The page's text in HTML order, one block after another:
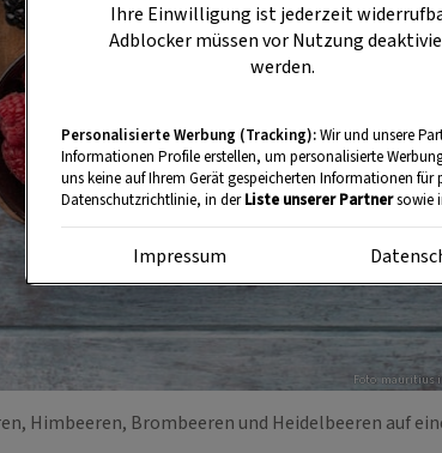
Foto: mauritius
Himbeeren, Brombeeren und Heidelbeeren auf
Ihre Einwilligung ist jederzeit
Adblocker müssen vor Nutzung
werden.
Personalisierte Werbung (Tracking):Wir und unsere
Informationen Profile erstellen, um personalisierte
uns keine auf Ihrem Gerät gespeicherten Informationen
Datenschutzrichtlinie, in derListe unserer Partnersowie
Impressum